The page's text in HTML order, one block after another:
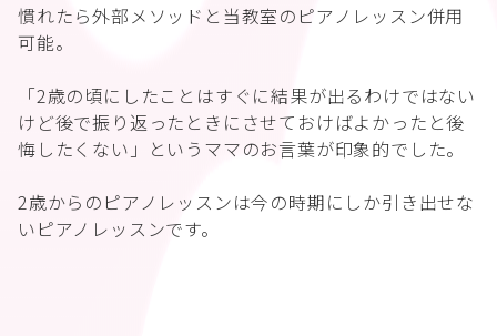
慣れたら外部メソッドと当教室のピアノレッスン併用
可能。
「2歳の頃にしたことはすぐに結果が出るわけではない
けど後で振り返ったときにさせておけばよかったと後
悔したくない」というママのお言葉が印象的でした。
2歳からのピアノレッスンは今の時期にしか引き出せな
いピアノレッスンです。